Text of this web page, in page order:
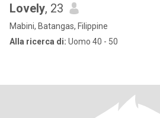
Lovely, 23
Mabini, Batangas, Filippine
Alla ricerca di: Uomo 40 - 50